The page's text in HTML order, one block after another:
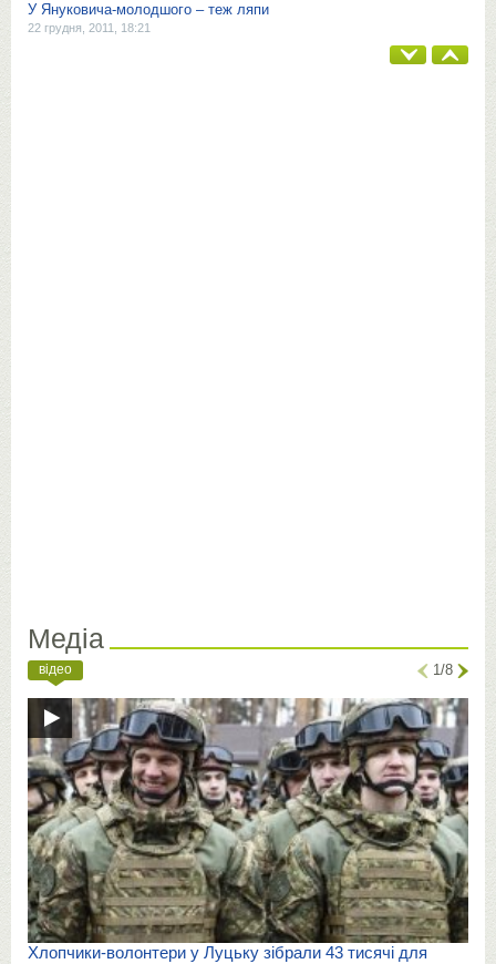
У Януковича-молодшого – теж ляпи
22 грудня, 2011, 18:21
Медіа
відео 1/8
Хлопчики-волонтери у Луцьку зібрали 43 тисячі для